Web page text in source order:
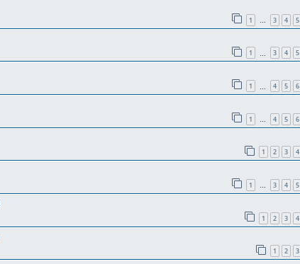
1 … 3 4 5
1 3 4 5
1 4 5 6
1 … 4 5 6
1 2 3 4
1 … 3 4 5
1 2 3 4
1 2 3